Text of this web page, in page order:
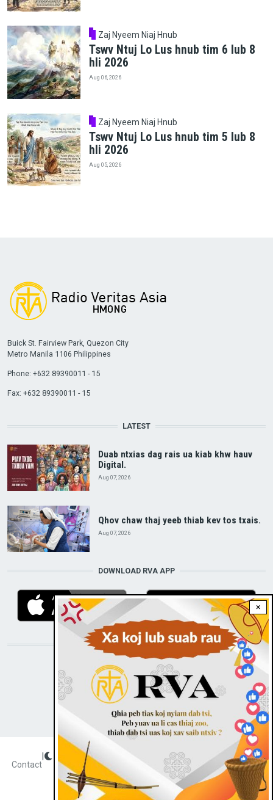
Zaj Nyeem Niaj Hnub
Tswv Ntuj Lo Lus hnub tim 6 lub 8
hli 2026
Aug 06, 2026
Zaj Nyeem Niaj Hnub
Tswv Ntuj Lo Lus hnub tim 5 lub 8
hli 2026
Aug 05, 2026
×
Buick St. Fairview Park, Quezon City
Metro Manila 1106 Philippines
Phone: +632 89390011 - 15
Fax: +632 89390011 - 15
LATEST
Duab ntxias dag rais ua kiab khw hauv
Digital.
Aug 07, 2026
Qhov chaw thaj yeeb thiab kev tos txais.
Aug 07, 2026
DOWNLOAD RVA APP
STAY CONNECTED WITH US!
Radio Veritas Asia © 2023
Contact
Dark theme